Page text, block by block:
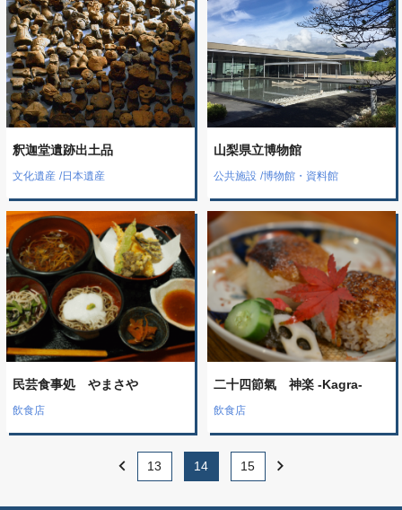
釈迦堂遺跡出土品
文化遺産 /日本遺産
山梨県立博物館
公共施設 /博物館・資料館
民芸食事処 やまさや
飲食店
二十四節氣 神楽 -Kagra-
飲食店
chevron_left 13 14 15 chevron_right